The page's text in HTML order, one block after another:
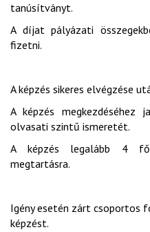
tanúsítványt.
A díjat pályázati
fizetni.
A képzés sikeres elvégzése
A képzés megkezdéséhez
olvasati szintű ismeretét.
A képzés legalább 4 fő
megtartásra.
Igény esetén zárt csoportos
képzést.